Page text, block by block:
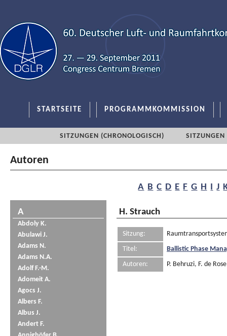
STARTSEITE PROGRAMMKOMMISSION
SITZUNGEN (CHRONOLOGISCH) SITZUNGEN
Autoren
A B C D E F G H I J
A
Abdoly K.
Abulawi J.
Adams N.
Adams N.A.
Adolf F.-M.
Adomeit A.
Agocs J.
Albers F.
Albus J.
Andert F.
H. Strauch
Sitzung:
Titel:
Ballistic Phase
Autoren:
P. Behruzi, F. de Rose